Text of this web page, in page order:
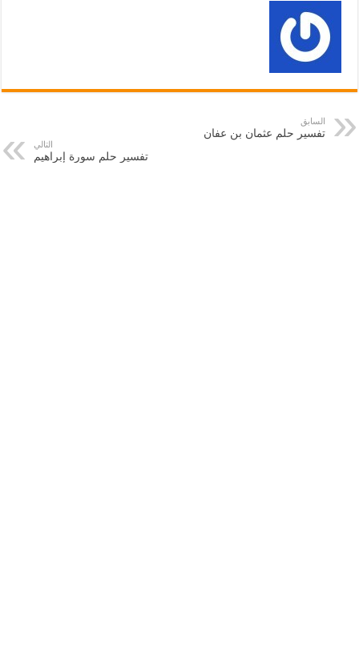
السابق
تفسير حلم عثمان بن عفان
التالي
تفسير حلم سورة إبراهيم